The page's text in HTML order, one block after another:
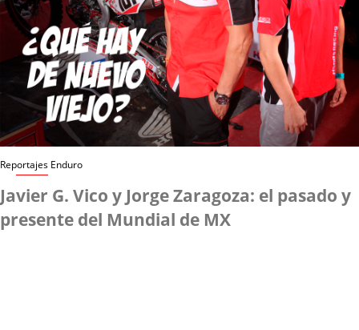
Reportajes Enduro
Javier G. Vico y Jorge Zaragoza: el pasado y
presente del Mundial de MX